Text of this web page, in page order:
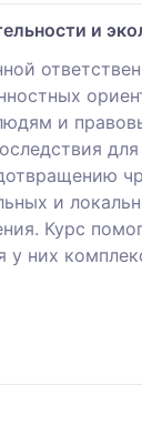
и
и
и
Курс
у них